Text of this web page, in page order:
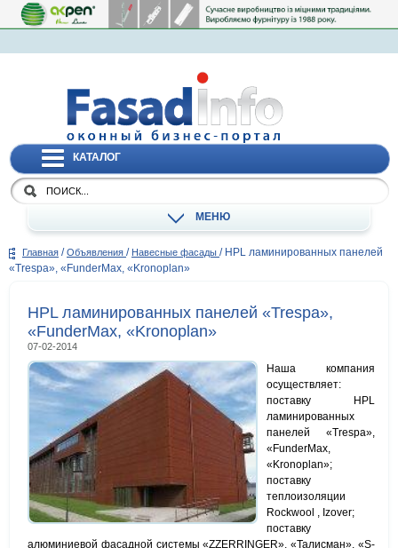
КАТАЛОГ
МЕНЮ
Главная / Объявления / Навесные фасады / HPL ламинированных панелей
«Trespa», «FunderMax, «Kronoplan»
HPL ламинированных панелей «Trespa»,
«FunderMax, «Kronoplan»
07-02-2014
Наша компания
осуществляет:
поставку HPL
ламинированных
панелей «Trespa»,
«FunderMax,
«Kronoplan»;
поставку
теплоизоляции
Rockwool , Izover;
поставку
алюминиевой фасадной системы «ZZERRINGER», «Талисман», «S-